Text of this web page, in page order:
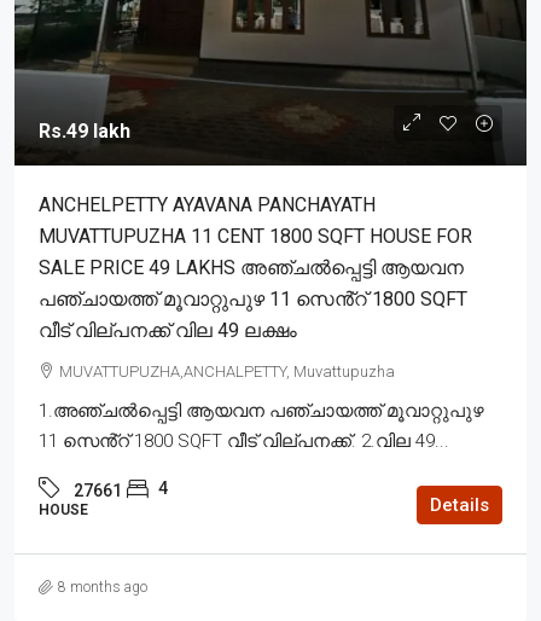
Rs.49 lakh
ANCHELPETTY AYAVANA PANCHAYATH
MUVATTUPUZHA 11 CENT 1800 SQFT HOUSE FOR
SALE PRICE 49 LAKHS അഞ്ചൽപ്പെട്ടി ആയവന
പഞ്ചായത്ത് മൂവാറ്റുപുഴ 11 സെൻ്റ് 1800 SQFT
വീട് വില്പനക്ക് വില 49 ലക്ഷം
MUVATTUPUZHA,ANCHALPETTY, Muvattupuzha
1.അഞ്ചൽപ്പെട്ടി ആയവന പഞ്ചായത്ത് മൂവാറ്റുപുഴ
11 സെൻ്റ് 1800 SQFT വീട് വില്പനക്ക്. 2.വില 49...
27661 4
HOUSE Details
8 months ago